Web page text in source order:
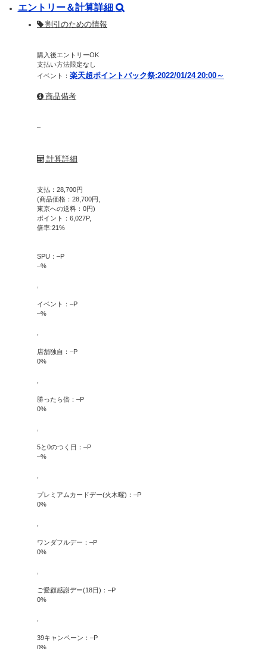
エントリー＆計算詳細
割引のための情報
購入後エントリーOK
支払い方法限定なし
イベント： 楽天超ポイントバック祭:2022/01/24 20:00～
商品備考
–
計算詳細
支払： 28,700円
(商品価格： 28,700円,
東京への送料： 0円)
ポイント： 6,027P,
倍率:21%
SPU： –P
–%
,
イベント： –P
–%
,
店舗独自： –P
0%
,
勝ったら倍： –P
0%
,
5と0のつく日： –P
–%
,
プレミアムカードデー(火木曜)： –P
0%
,
ワンダフルデー： –P
0%
,
ご愛顧感謝デー(18日)： –P
0%
,
39キャンペーン： –P